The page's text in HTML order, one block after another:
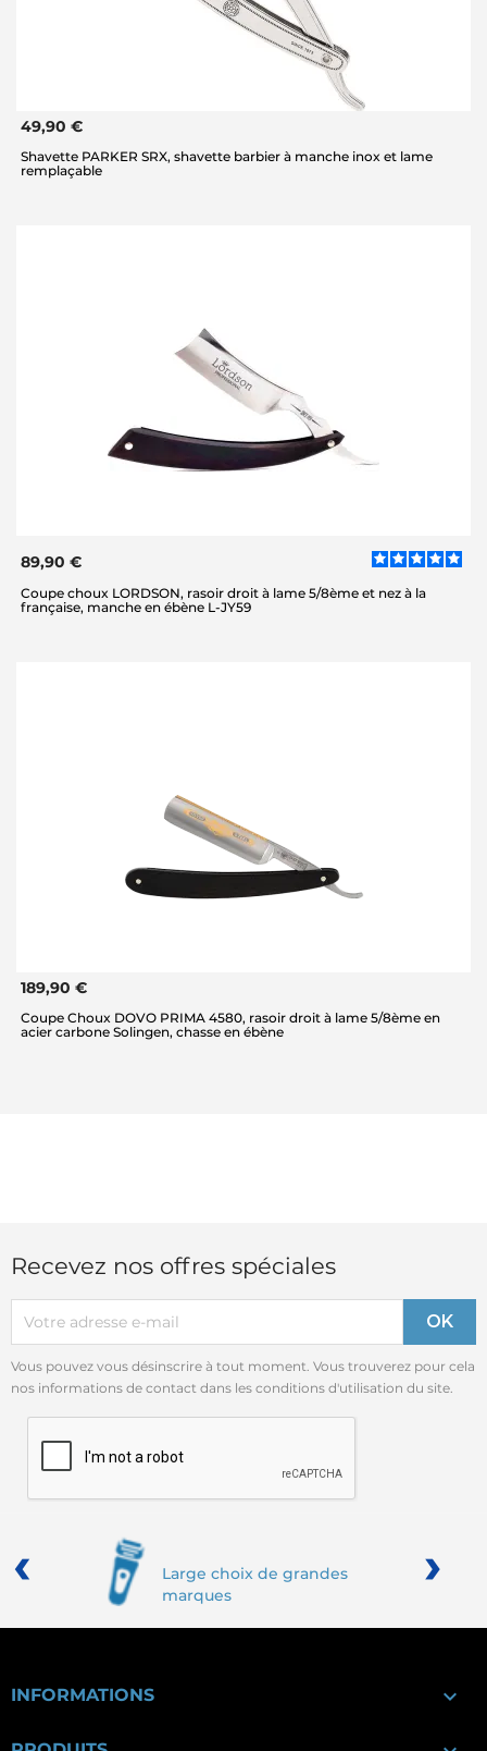
49,90 €
Shavette PARKER SRX, shavette barbier à manche inox et lame
remplaçable
89,90 €
Coupe choux LORDSON, rasoir droit à lame 5/8ème et nez à la
française, manche en ébène L-JY59
189,90 €
Coupe Choux DOVO PRIMA 4580, rasoir droit à lame 5/8ème en
acier carbone Solingen, chasse en ébène
Recevez nos offres spéciales
Vous pouvez vous désinscrire à tout moment. Vous trouverez pour cela
nos informations de contact dans les conditions d'utilisation du site.
Large choix de grandes
marques
‹ ›
INFORMATIONS 